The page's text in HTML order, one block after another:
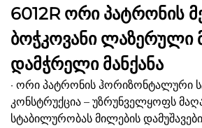
6012R ორი პატრონის
ბოჭკოვანი ლაზერული
დამჭრელი მანქანა
· ორი პატრონის ჰორიზონტალური
კონსტრუქცია – უზრუნველყოფს
სტაბილურობას მილების